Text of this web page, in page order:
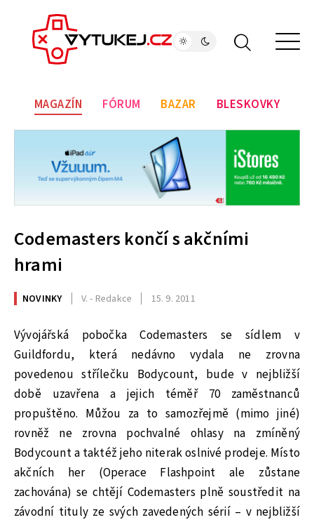
MAGAZÍN FÓRUM BAZAR BLESKOVKY
Codemasters končí s akčními
hrami
NOVINKY V. - Redakce 15. 9. 2011
Vývojářská pobočka Codemasters se sídlem v
Guildfordu, která nedávno vydala ne zrovna
povedenou střílečku Bodycount, bude v nejbližší
době uzavřena a jejich téměř 70 zaměstnanců
propuštěno. Můžou za to samozřejmě (mimo jiné)
rovněž ne zrovna pochvalné ohlasy na zmíněný
Bodycount a taktéž jeho niterak oslnivé prodeje. Místo
akčních her (Operace Flashpoint ale zůstane
zachována) se chtějí Codemasters plně soustředit na
závodní tituly ze svých zavedených sérií – v nejbližší